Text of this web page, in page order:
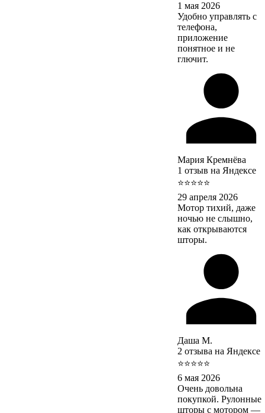
1 мая 2026
Удобно управлять с
телефона,
приложение
понятное и не
глючит.
Мария Кремнёва
1 отзыв на Яндексе
⭐⭐⭐⭐⭐
29 апреля 2026
Мотор тихий, даже
ночью не слышно,
как открываются
шторы.
Даша М.
2 отзыва на Яндексе
⭐⭐⭐⭐⭐
6 мая 2026
Очень довольна
покупкой. Рулонные
шторы с мотором —